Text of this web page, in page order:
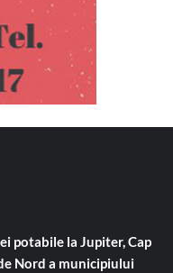
potabile la Jupiter, Cap
Nord a municipiului